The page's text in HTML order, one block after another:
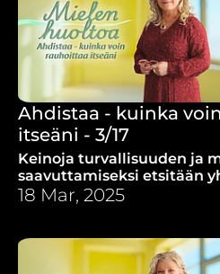
Ahdistaa - kuinka
itseäni - 3/17
Keinoja turvallisuuden ja
saavuttamiseksi etsitään
sielunhoitoterapeutti
opastuksella.
18 Mar, 2025